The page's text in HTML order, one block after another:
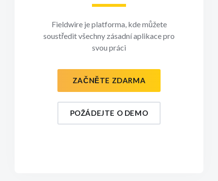
Fieldwire je platforma, kde můžete
soustředit všechny zásadní aplikace pro
svou práci
ZAČNĚTE ZDARMA
POŽÁDEJTE O DEMO